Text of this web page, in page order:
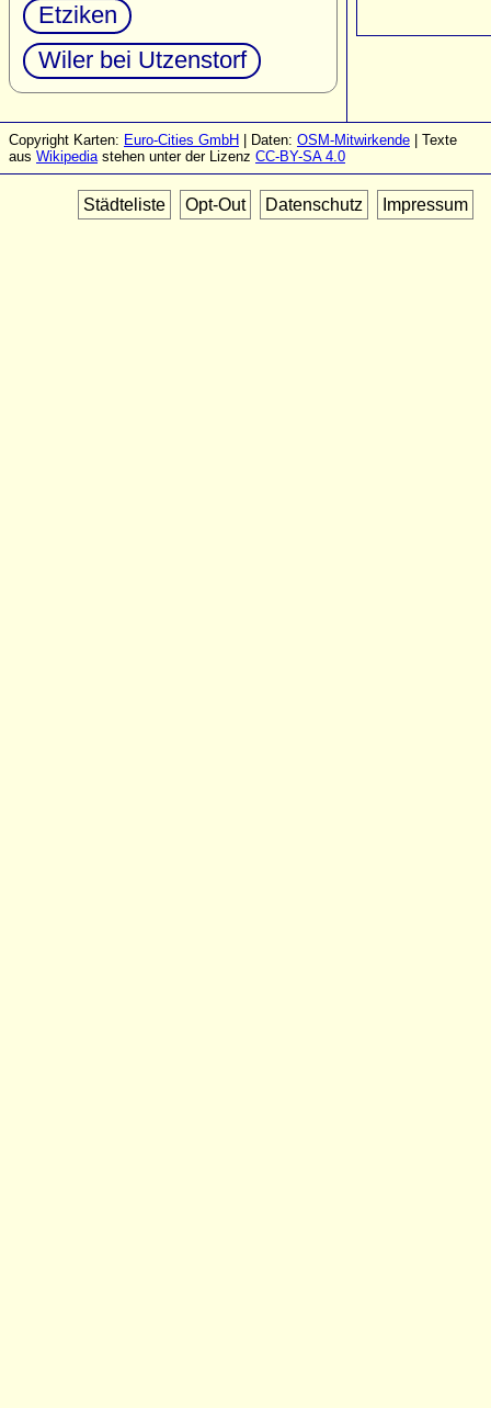
Etziken
Wiler bei Utzenstorf
Copyright Karten: Euro-Cities GmbH | Daten: OSM-Mitwirkende | Texte
aus Wikipediastehen unter der Lizenz CC-BY-SA 4.0
Städteliste Opt-Out Datenschutz Impressum